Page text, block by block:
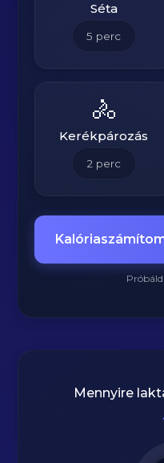
Séta
5 perc
🚴
Kerékpározás
2 perc
Mennyire